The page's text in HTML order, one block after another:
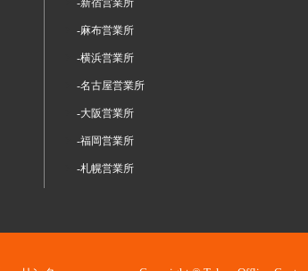
-新宿営業所
-麻布営業所
-横浜営業所
-名古屋営業所
-大阪営業所
-福岡営業所
-札幌営業所